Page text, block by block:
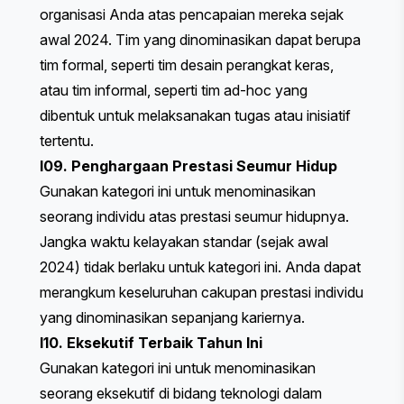
organisasi Anda atas pencapaian mereka sejak
awal 2024. Tim yang dinominasikan dapat berupa
tim formal, seperti tim desain perangkat keras,
atau tim informal, seperti tim ad-hoc yang
dibentuk untuk melaksanakan tugas atau inisiatif
tertentu.
I09. Penghargaan Prestasi Seumur Hidup
Gunakan kategori ini untuk menominasikan
seorang individu atas prestasi seumur hidupnya.
Jangka waktu kelayakan standar (sejak awal
2024) tidak berlaku untuk kategori ini. Anda dapat
merangkum keseluruhan cakupan prestasi individu
yang dinominasikan sepanjang kariernya.
I10. Eksekutif Terbaik Tahun Ini
Gunakan kategori ini untuk menominasikan
seorang eksekutif di bidang teknologi dalam